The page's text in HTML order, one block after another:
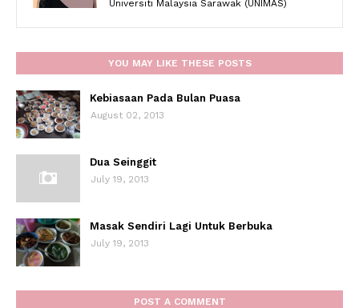
Universiti Malaysia Sarawak (UNIMAS)
YOU MAY LIKE THESE POSTS
Kebiasaan Pada Bulan Puasa
August 02, 2013
Dua Seinggit
July 19, 2013
Masak Sendiri Lagi Untuk Berbuka
July 19, 2013
POST A COMMENT